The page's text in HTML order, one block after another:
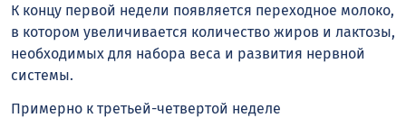
К концу первой недели появляется переходное молоко,
в котором увеличивается количество жиров и лактозы,
необходимых для набора веса и развития нервной
системы.
Примерно к третьей-четвертой неделе